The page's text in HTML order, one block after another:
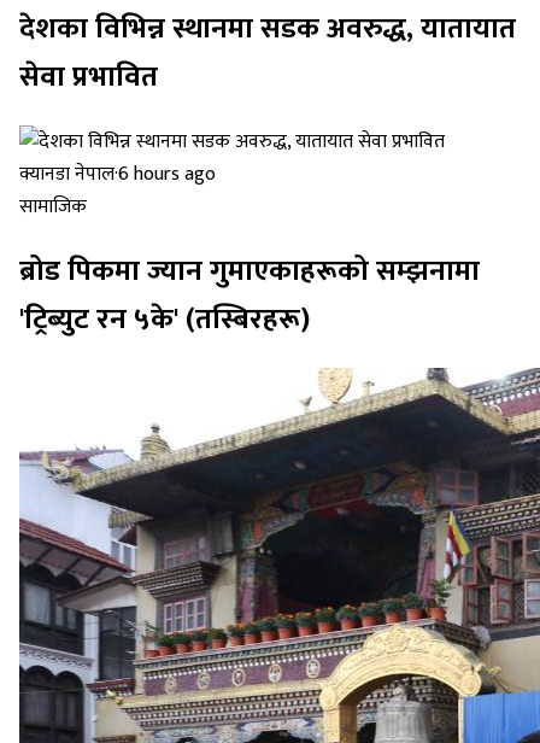
देशका विभिन्न स्थानमा सडक अवरुद्ध, यातायात
सेवा प्रभावित
क्यानडा नेपाल·6 hours ago
सामाजिक
ब्रोड पिकमा ज्यान गुमाएकाहरूको सम्झनामा
'ट्रिब्युट रन ५के' (तस्बिरहरू)